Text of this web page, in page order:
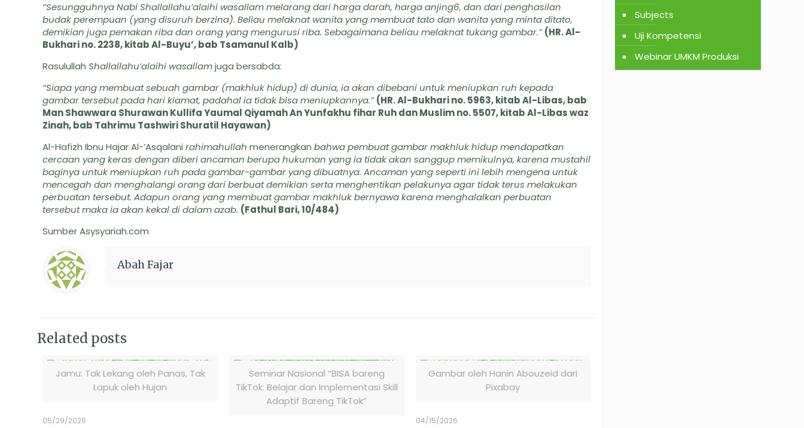
“Sesungguhnya Nabi Shallallahu’alaihi wasallam melarang dari harga darah, harga anjing6, dan dari penghasilan
budak perempuan (yang disuruh berzina). Beliau melaknat wanita yang membuat tato dan wanita yang minta ditato,
demikian juga pemakan riba dan orang yang mengurusi riba. Sebagaimana beliau melaknat tukang gambar.” (HR. Al-
Bukhari no. 2238, kitab Al-Buyu’, bab Tsamanul Kalb)
RasulullahShallallahu’alaihi wasallamjuga bersabda:
“Siapa yang membuat sebuah gambar (makhluk hidup) di dunia, ia akan dibebani untuk meniupkan ruh kepada
gambar tersebut pada hari kiamat, padahal ia tidak bisa meniupkannya.” (HR. Al-Bukhari no. 5963, kitab Al-Libas, bab
Man Shawwara Shurawan Kullifa Yaumal Qiyamah An Yunfakhu fihar Ruh dan Muslim no. 5507, kitab Al-Libas waz
Zinah, bab Tahrimu Tashwiri Shuratil Hayawan)
Al-Hafizh Ibnu Hajar Al-’Asqalanirahimahullah menerangkan bahwa pembuat gambar makhluk hidup mendapatkan
cercaan yang keras dengan diberi ancaman berupa hukuman yang ia tidak akan sanggup memikulnya, karena mustahil
baginya untuk meniupkan ruh pada gambar-gambar yang dibuatnya. Ancaman yang seperti ini lebih mengena untuk
mencegah dan menghalangi orang dari berbuat demikian serta menghentikan pelakunya agar tidak terus melakukan
perbuatan tersebut. Adapun orang yang membuat gambar makhluk bernyawa karena menghalalkan perbuatan
tersebut maka ia akan kekal di dalam azab. (Fathul Bari, 10/484)
Sumber Asysyariah.com
Abah Fajar
Related posts
Jamu: Tak Lekang oleh Panas, Tak
Lapuk oleh Hujan
05/29/2026
Seminar Nasional “BISA bareng
TikTok: Belajar dan Implementasi Skill
Adaptif Bareng TikTok”
Gambar oleh Hanin Abouzeid dari
Pixabay
04/15/2026
Subjects
Uji Kompetensi
Webinar UMKM Produksi